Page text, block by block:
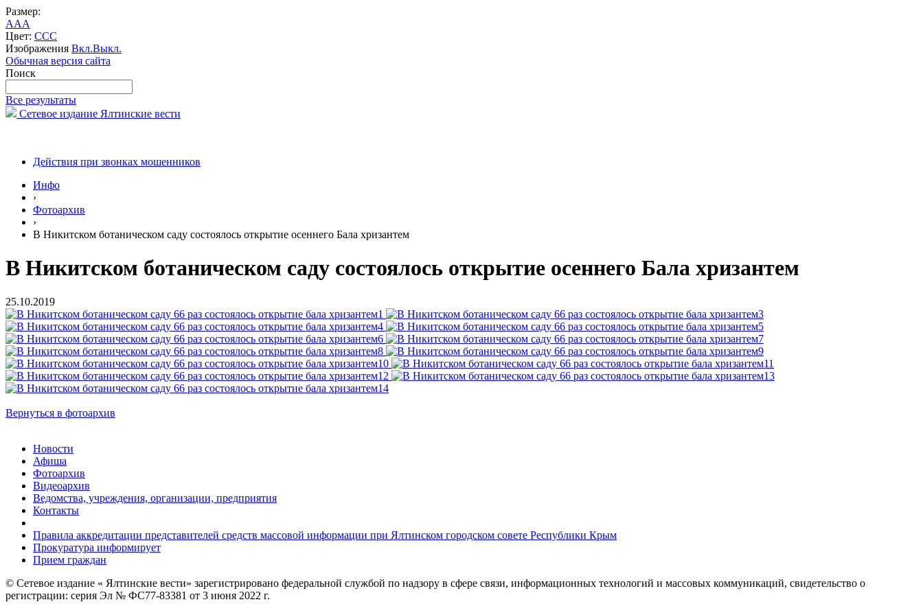
Размер:
AAA
Цвет: CCC
Изображения Вкл.Выкл.
Обычная версия сайта
Поиск
Все результаты
Сетевое издание Ялтинские вести
Действия при звонках мошенников
Инфо
›
Фотоархив
›
В Никитском ботаническом саду состоялось открытие осеннего Бала хризантем
В Никитском ботаническом саду состоялось открытие осеннего Бала хризантем
25.10.2019
Вернуться в фотоархив
Новости
Афиша
Фотоархив
Видеоархив
Ведомства, учреждения, организации, предприятия
Контакты
Правила аккредитации представителей средств массовой информации при Ялтинском городском совете Республики Крым
Прокуратура информирует
Прием граждан
© Сетевое издание « Ялтинские вести» зарегистрировано федеральной службой по надзору в сфере связи, информационных технологий и массовых коммуникаций, свидетельство о
регистрации: серия Эл № ФС77-83381 от 3 июня 2022 г.